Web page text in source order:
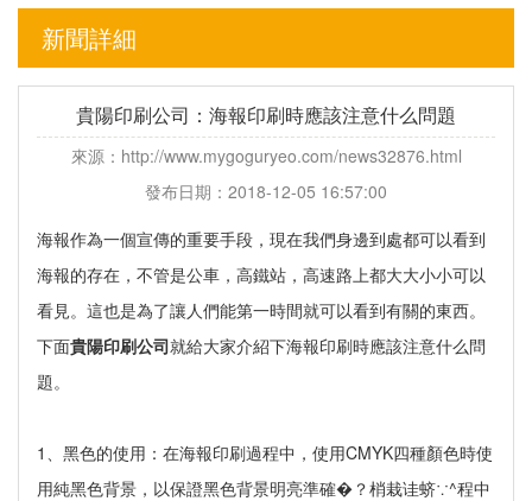
新聞詳細
貴陽印刷公司：海報印刷時應該注意什么問題
來源：http://www.mygoguryeo.com/news32876.html
發布日期：2018-12-05 16:57:00
海報作為一個宣傳的重要手段，現在我們身邊到處都可以看到
海報的存在，不管是公車，高鐵站，高速路上都大大小小可以
看見。這也是為了讓人們能第一時間就可以看到有關的東西。
下面貴陽印刷公司就給大家介紹下海報印刷時應該注意什么問
題。
1、黑色的使用：在海報印刷過程中，使用CMYK四種顏色時使
用純黑色背景，以保證黑色背景明亮準確�？梢栽诖蛴∵^程中